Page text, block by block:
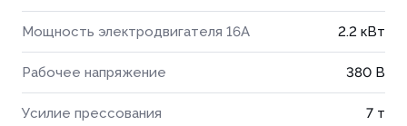
Мощность электродвигателя 16А 2.2 кВт
Рабочее напряжение 380 В
Усилие прессования 7 т